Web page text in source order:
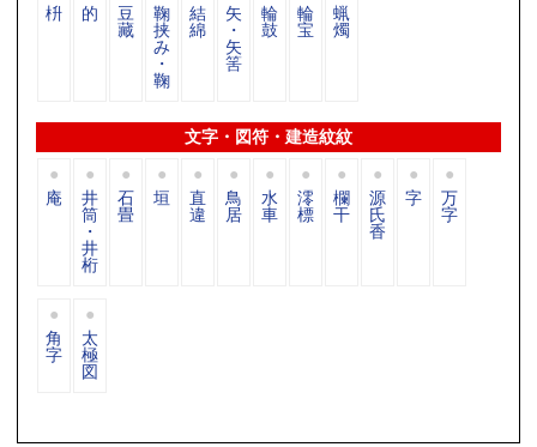
枡 的 豆
藏
鞠
挟
み
・
鞠
結
綿
矢
・
矢
筈
輪
鼓
輪
宝
蝋
燭
文字・図符・建造紋紋
庵 井
筒
・
井
桁
石
畳
垣 直
違
鳥
居
水
車
澪
標
欄
干
源
氏
香
字 万
字
角
字
太
極
図